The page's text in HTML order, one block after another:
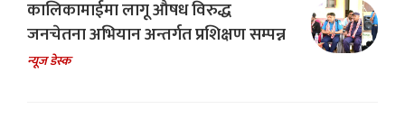
कालिकामाईमा लागू औषध विरुद्ध
जनचेतना अभियान अन्तर्गत प्रशिक्षण सम्पन्न
न्यूज डेस्क